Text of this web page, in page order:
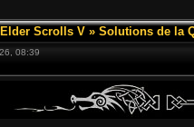
Scrolls V » Solutions de la
08:39